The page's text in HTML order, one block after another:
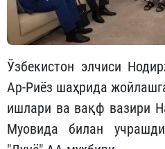
Ўзбекистон элчиси
Ар-Риёз шаҳрида
ишлари ва вақф вазири
Муовида билан